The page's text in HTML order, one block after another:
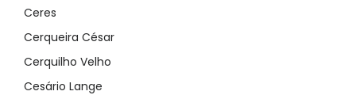
Ceres
Cerqueira César
Cerquilho Velho
Cesário Lange